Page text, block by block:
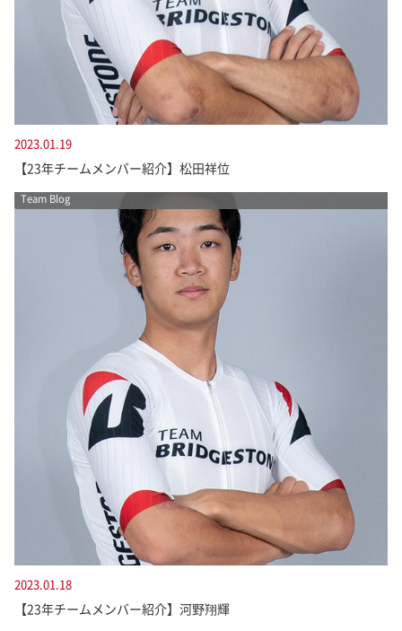
2023.01.19
【23年チームメンバー紹介】松田祥位
Team Blog
2023.01.18
【23年チームメンバー紹介】河野翔輝